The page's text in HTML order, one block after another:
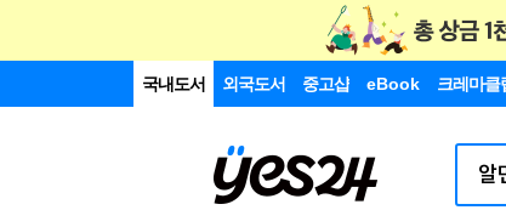
국내도서 외국도서 중고샵 eBook 크레마클